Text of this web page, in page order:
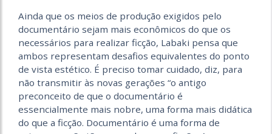
Ainda que os meios de produção exigidos pelo
documentário sejam mais econômicos do que os
necessários para realizar ficção, Labaki pensa que
ambos representam desafios equivalentes do ponto
de vista estético. É preciso tomar cuidado, diz, para
não transmitir às novas gerações “o antigo
preconceito de que o documentário é
essencialmente mais nobre, uma forma mais didática
do que a ficção. Documentário é uma forma de